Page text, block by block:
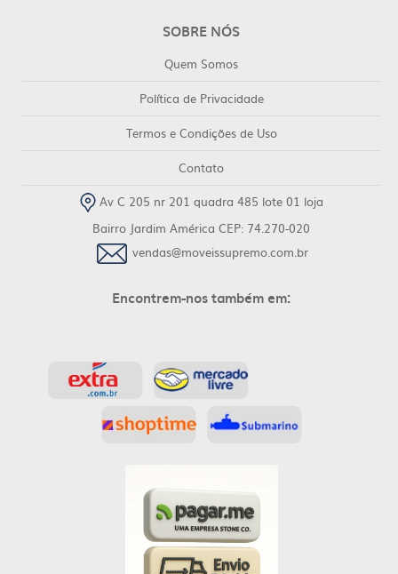
SOBRE NÓS
Quem Somos
Política de Privacidade
Termos e Condições de Uso
Contato
Av C 205 nr 201 quadra 485 lote 01 loja
Bairro Jardim América CEP: 74.270-020
vendas@moveissupremo.com.br
Encontrem-nos também em: